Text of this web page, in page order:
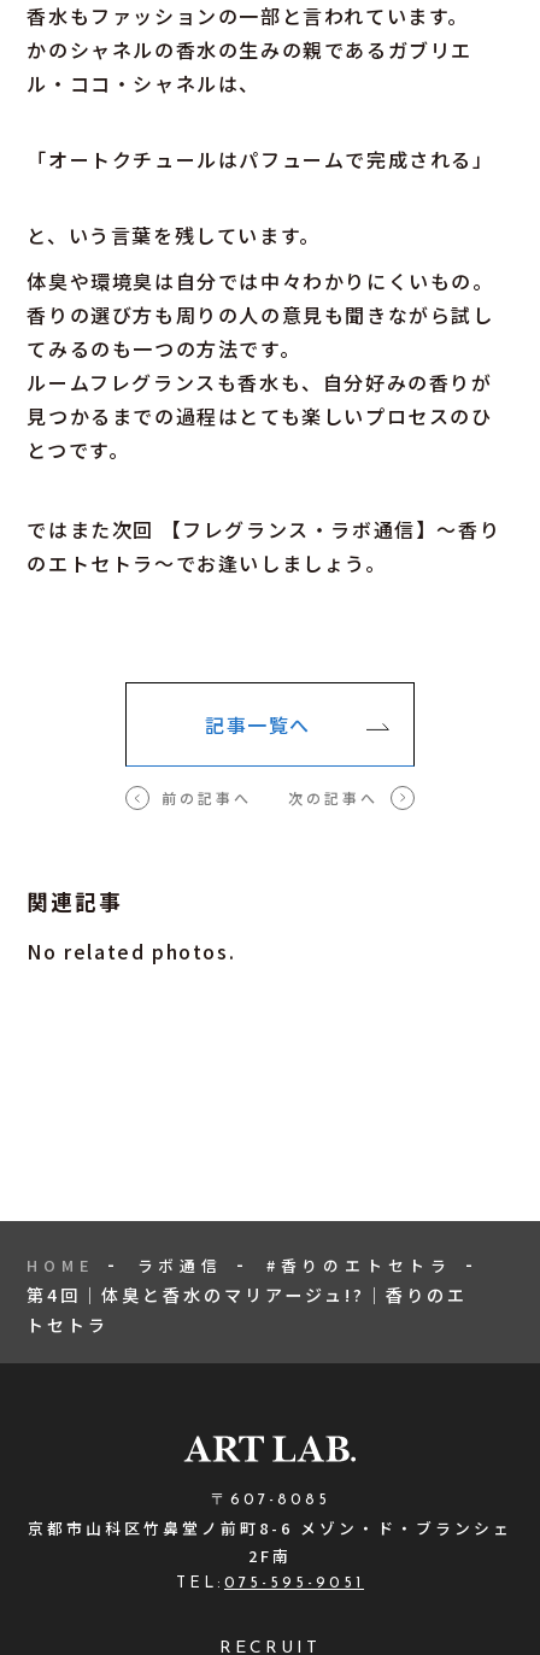
香水もファッションの一部と言われています。
かのシャネルの香水の生みの親であるガブリエ
ル・ココ・シャネルは、
「オートクチュールはパフュームで完成される」
と、いう言葉を残しています。
体臭や環境臭は自分では中々わかりにくいもの。
香りの選び方も周りの人の意見も聞きながら試し
てみるのも一つの方法です。
ルームフレグランスも香水も、自分好みの香りが
見つかるまでの過程はとても楽しいプロセスのひ
とつです。
ではまた次回 【フレグランス・ラボ通信】〜香り
のエトセトラ〜でお逢いしましょう。
記事一覧へ
前の記事へ 次の記事へ
関連記事
No related photos.
HOME ラボ通信 #香りのエトセトラ
第4回｜体臭と香水のマリアージュ!?｜香りのエ
トセトラ
〒607-8085
京都市山科区竹鼻堂ノ前町8-6 メゾン・ド・ブランシェ
2F南
TEL: 075-595-9051
RECRUIT